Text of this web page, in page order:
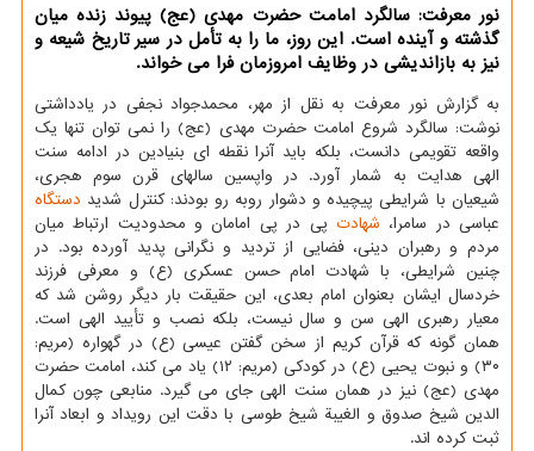
نور معرفت: سالگرد امامت حضرت مهدی (عج) پیوند زنده میان
گذشته و آینده است. این روز، ما را به تأمل در سیر تاریخ شیعه و
نیز به بازاندیشی در وظایف امروزمان فرا می خواند.
به گزارش نور معرفت به نقل از مهر، محمدجواد نجفی در یادداشتی
نوشت: سالگرد شروع امامت حضرت مهدی (عج) را نمی توان تنها یک
واقعه تقویمی دانست، بلکه باید آنرا نقطه ای بنیادین در ادامه سنت
الهی هدایت به شمار آورد. در واپسین سالهای قرن سوم هجری،
شیعیان با شرایطی پیچیده و دشوار روبه رو بودند: کنترل شدید دستگاه
عباسی در سامرا، شهادت پی در پی امامان و محدودیت ارتباط میان
مردم و رهبران دینی، فضایی از تردید و نگرانی پدید آورده بود. در
چنین شرایطی، با شهادت امام حسن عسکری (ع) و معرفی فرزند
خردسال ایشان بعنوان امام بعدی، این حقیقت بار دیگر روشن شد که
معیار رهبری الهی سن و سال نیست، بلکه نصب و تأیید الهی است.
همان گونه که قرآن کریم از سخن گفتن عیسی (ع) در گهواره (مریم:
۳۰) و نبوت یحیی (ع) در کودکی (مریم: ۱۲) یاد می کند، امامت حضرت
مهدی (عج) نیز در همان سنت الهی جای می گیرد. منابعی چون کمال
الدین شیخ صدوق و الغیبة شیخ طوسی با دقت این رویداد و ابعاد آنرا
ثبت کرده اند.